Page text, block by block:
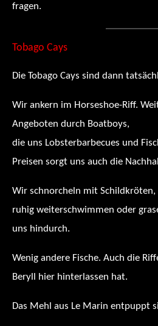
fragen.
Tobago Cays
Die Tobago Cays sind dann
Wir ankern im Horseshoe-Riff.
Angeboten durch Boatboys,
die uns Lobsterbarbecues und
Preisen sorgt uns auch die
Wir schnorcheln mit
ruhig weiterschwimmen oder
uns hindurch.
Wenig andere Fische. Auch die
Beryll hier hinterlassen hat.
Das Mehl aus Le Marin entpuppt